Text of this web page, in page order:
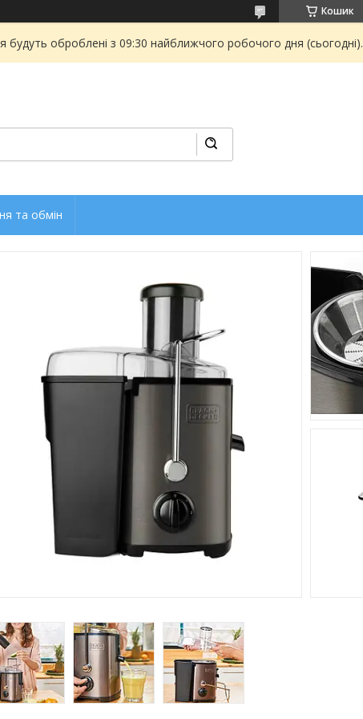
Кошик
оброблені з 09:30 найближчого робочого дня (сьогодні).
та обмін